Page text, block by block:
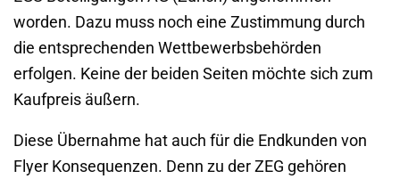
worden. Dazu muss noch eine Zustimmung durch
die entsprechenden Wettbewerbsbehörden
erfolgen. Keine der beiden Seiten möchte sich zum
Kaufpreis äußern.
Diese Übernahme hat auch für die Endkunden von
Flyer Konsequenzen. Denn zu der ZEG gehören